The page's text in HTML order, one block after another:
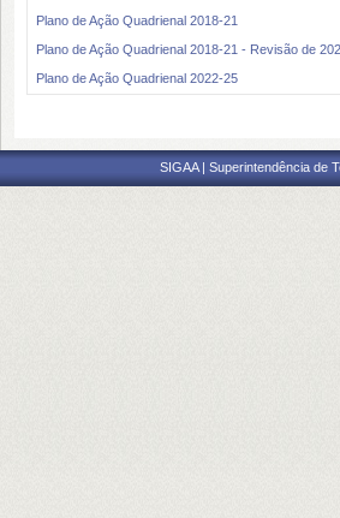
Plano de Ação Quadrienal 2018-21
Plano de Ação Quadrienal 2018-21 - Revisão de
Plano de Ação Quadrienal 2022-25
SIGAA | Superintendência de